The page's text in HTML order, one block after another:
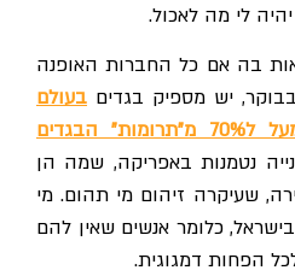
מה לאכול.
בה אם כל החברות האופנה
יש מספיק בגדיםבעולם
נטמנות באפריקה, שמה הן
זיהום מי תהום. מי
כלומר אנשים שאין להם
דמגוגית.